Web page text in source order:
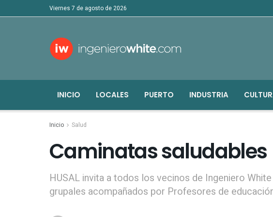
viernes 7 de agosto de 2026
INICIO LOCALES PUERTO INDUSTRIA
Inicio Salud
Caminatas saludables
HUSAL invita a todos los vecinos de Ingeniero
grupales acompañados por Profesores de